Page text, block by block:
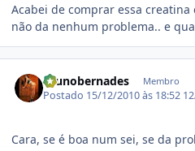
Acabei de comprar essa
não da nenhum problema.. e
brunobernades Membro
Postado 15/12/2010 às 18:52
Cara, se é boa num sei, se da